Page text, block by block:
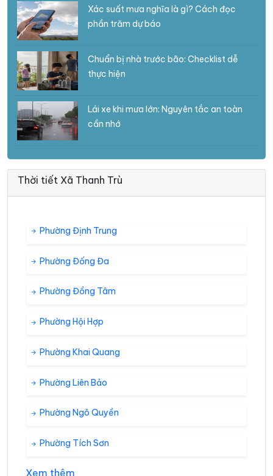
Xác suất mưa nghĩa là gì? Cách đọc
phần trăm dự báo
Chuẩn bị nhà trước bão: Checklist dễ
thực hiện
Lái xe khi mưa lớn: Nguyên tắc an toàn
cần nhớ
Thời tiết Xã Thanh Trù
Phường Định Trung
Phường Đống Đa
Phường Đồng Tâm
Phường Hội Hợp
Phường Khai Quang
Phường Liên Bảo
Phường Ngô Quyền
Phường Tích Sơn
Xem thêm